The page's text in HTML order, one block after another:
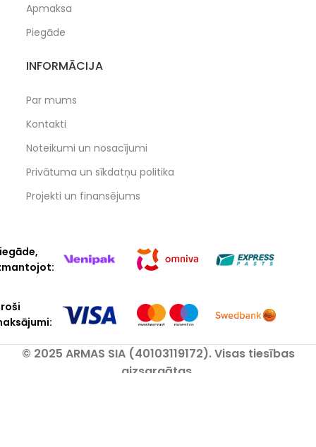
Apmaksa
Piegāde
INFORMĀCIJA
Par mums
Kontakti
Noteikumi un nosacījumi
Privātuma un sīkdatņu politika
Projekti un finansējums
© 2025 ARMAS SIA (40103119172). Visas tiesības
aizsargātas.